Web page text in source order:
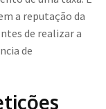
a reputação da
de realizar a
de